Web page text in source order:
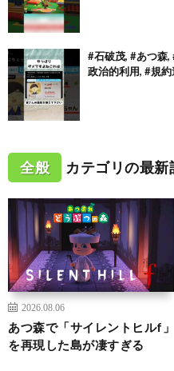
#石破茂, #あつ森,
政治的利用, #規
全般 カテゴリの最新
2026.08.06
あつ森で「サイレントヒルf」
を再現した島が凄すぎる